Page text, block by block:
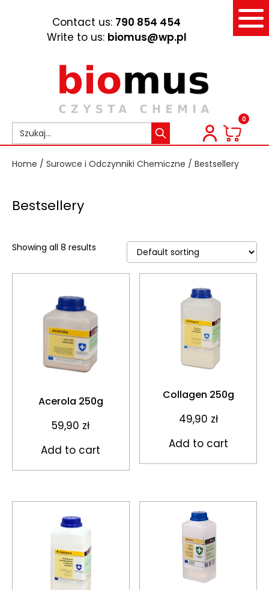
Contact us: 790 854 454
Write to us: biomus@wp.pl
0
Home / Surowce i Odczynniki Chemiczne / Bestsellery
Bestsellery
Showing all 8 results
Acerola 250g
59,90 zł
Add to cart
Collagen 250g
49,90 zł
Add to cart